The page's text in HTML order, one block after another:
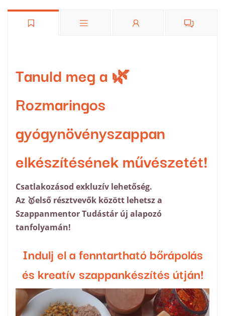
Tanuld meg a 🌿
Rozmaringos
gyógynövényszappan
elkészítésének művészetét!
Csatlakozásod exkluzív lehetőség.
Az 🥇első résztvevők között lehetsz a
Szappanmentor Tudástár új alapozó
tanfolyamán!
Indulj el a fenntartható bőrápolás
és kreatív szappankészítés útján!